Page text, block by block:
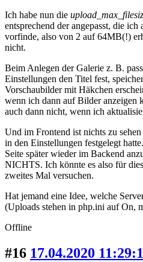
Ich habe nun die
entsprechend der angepasst, die
vorfinde, also von 2 auf 64MB(!)
nicht.
Beim Anlegen der Galerie z. B.
Einstellungen den Titel fest,
Vorschaubilder mit Häkchen
wenn ich dann auf Bilder anzeigen
auch dann nicht, wenn ich
Und im Frontend ist nichts zu
in den Einstellungen festgelegt
Seite später wieder im Backend
NICHTS. Ich könnte es also für
zweites Mal versuchen.
Hat jemand eine Idee, welche
(Uploads stehen in php.ini auf On,
Offline
#16 17.04.2020